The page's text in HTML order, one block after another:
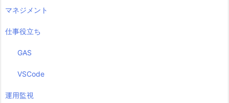
マネジメント
仕事役立ち
GAS
VSCode
運用監視